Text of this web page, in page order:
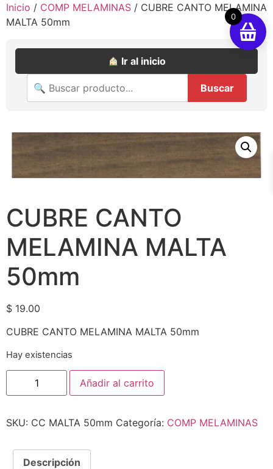
Inicio / COMP MELAMINAS / CUBRE CANTO MELAMINA
MALTA 50mm
Ir al inicio
Buscar
CUBRE CANTO
MELAMINA MALTA
50mm
$ 19.00
CUBRE CANTO MELAMINA MALTA 50mm
Hay existencias
Añadir al carrito
SKU: CC MALTA 50mm Categoría: COMP MELAMINAS
Descripción
0